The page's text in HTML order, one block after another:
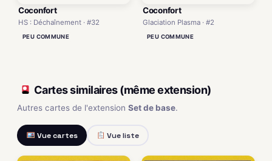
Coconfort
HS : Déchaînement · #32
PEU COMMUNE
Coconfort
Glaciation Plasma · #2
PEU COMMUNE
Cartes similaires (même extension)
Autres cartes de l'extension Set de base.
Vue cartes Vue liste